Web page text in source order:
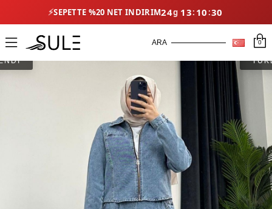
⚡SEPETTE %20 NET İNDIRIM24 13 10 28
0